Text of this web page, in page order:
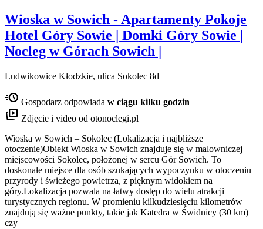
Wioska w Sowich - Apartamenty Pokoje
Hotel Góry Sowie | Domki Góry Sowie |
Nocleg w Górach Sowich |
Ludwikowice Kłodzkie, ulica Sokolec 8d
acute Gospodarz odpowiada w ciągu kilku godzin
animated_images Zdjęcie i video od otonoclegi.pl
Wioska w Sowich – Sokolec (Lokalizacja i najbliższe
otoczenie)Obiekt Wioska w Sowich znajduje się w malowniczej
miejscowości Sokolec, położonej w sercu Gór Sowich. To
doskonałe miejsce dla osób szukających wypoczynku w otoczeniu
przyrody i świeżego powietrza, z pięknym widokiem na
góry.Lokalizacja pozwala na łatwy dostęp do wielu atrakcji
turystycznych regionu. W promieniu kilkudziesięciu kilometrów
znajdują się ważne punkty, takie jak Katedra w Świdnicy (30 km)
czy